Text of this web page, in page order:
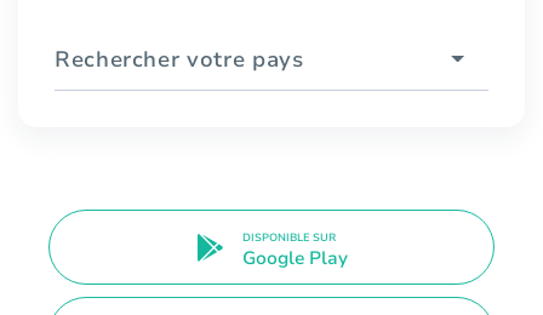
Rechercher votre pays
DISPONIBLE SUR
Google Play